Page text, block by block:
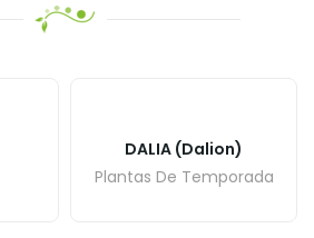
DALIA (Dalion)
Plantas De Temporada